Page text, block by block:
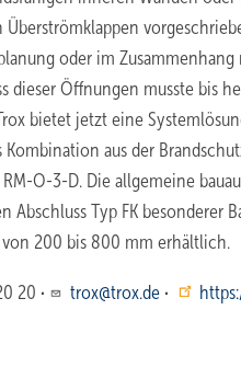
oder im
dieser Öffnungen musste bis
bietet jetzt eine
aus der
O-3-D. Die allgemeine
Abschluss Typ FK besonderer
200 bis 800 mm erhältlich.
20 · trox@trox.de ·